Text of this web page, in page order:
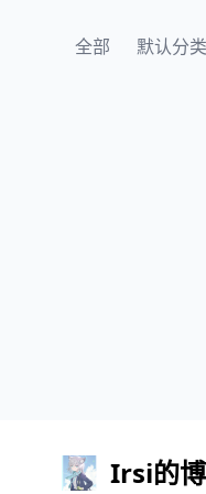
全部 默认分类
Irsi的